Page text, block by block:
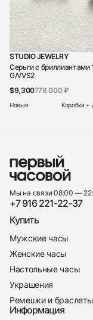
STUDIO JEWELRY
Серьги с бриллиантами
G/VVS2
$9,300778 000 ₽
Новые Коробка +
Мы на связи 08:00 —
+7 916 221-22-37
Купить
Мужские часы
Женские часы
Настольные часы
Украшения
Ремешки и браслеты
Информация